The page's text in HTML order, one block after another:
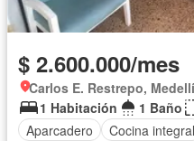
$ 2.600.000/mes
Carlos E. Restrepo,
1 Habitación
1 Baño
Aparcadero
Cocina integral